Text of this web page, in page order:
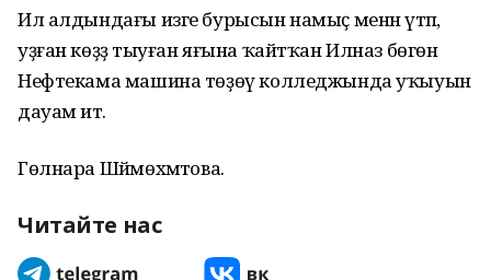
Ил алдындағы изге бурысын намыҫ менән үтәп,
уҙған көҙҙә тыуған яғына ҡайтҡан Илназ бөгөн
Нефтекама машина төҙөү колледжында уҡыуын
дауам итә.
Гөлнара Шәймөхәмәтова.
Читайте нас